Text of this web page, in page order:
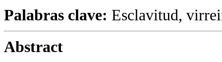
Palabras clave: Esclavitud,
Abstract